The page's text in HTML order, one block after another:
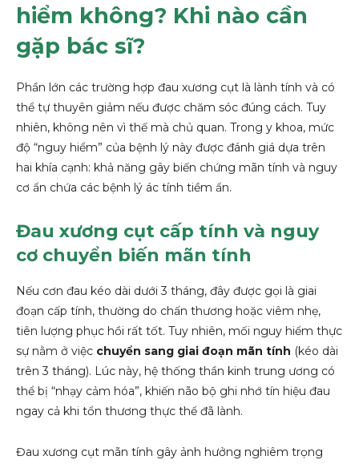
hiểm không? Khi nào cần
gặp bác sĩ?
Phần lớn các trường hợp đau xương cụt là lành tính và có
thể tự thuyên giảm nếu được chăm sóc đúng cách. Tuy
nhiên, không nên vì thế mà chủ quan. Trong y khoa, mức
độ “nguy hiểm” của bệnh lý này được đánh giá dựa trên
hai khía cạnh: khả năng gây biến chứng mãn tính và nguy
cơ ẩn chứa các bệnh lý ác tính tiềm ẩn.
Đau xương cụt cấp tính và nguy
cơ chuyển biến mãn tính
Nếu cơn đau kéo dài dưới 3 tháng, đây được gọi là giai
đoạn cấp tính, thường do chấn thương hoặc viêm nhẹ,
tiên lượng phục hồi rất tốt. Tuy nhiên, mối nguy hiểm thực
sự nằm ở việc chuyển sang giai đoạn mãn tính (kéo dài
trên 3 tháng). Lúc này, hệ thống thần kinh trung ương có
thể bị “nhạy cảm hóa”, khiến não bộ ghi nhớ tín hiệu đau
ngay cả khi tổn thương thực thể đã lành.
Đau xương cụt mãn tính gây ảnh hưởng nghiêm trọng